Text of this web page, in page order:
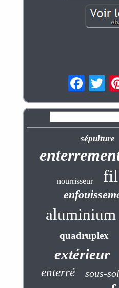
sépulture
nourrisseur fil
aluminium
quadruplex
extérieur
enterré sous-sol